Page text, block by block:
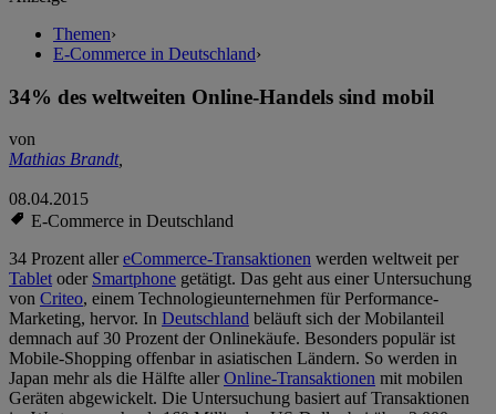
Themen›
E-Commerce in Deutschland›
34% des weltweiten Online-Handels sind mobil
von
Mathias Brandt,
08.04.2015
E-Commerce in Deutschland
34 Prozent allereCommerce-Transaktionen werden weltweit per
Tabletoder Smartphone getätigt. Das geht aus einer Untersuchung
von Criteo, einem Technologieunternehmen für Performance-
Marketing, hervor. In Deutschland beläuft sich der Mobilanteil
demnach auf 30 Prozent der Onlinekäufe. Besonders populär ist
Mobile-Shopping offenbar in asiatischen Ländern. So werden in
Japan mehr als die Hälfte allerOnline-Transaktionen mit mobilen
Geräten abgewickelt. Die Untersuchung basiert auf Transaktionen